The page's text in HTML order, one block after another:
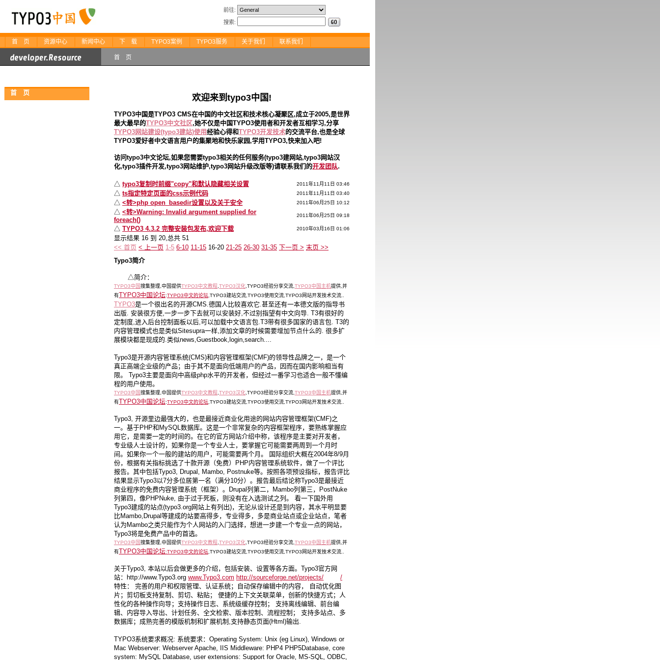
前往:
搜索:
首 页 资源中心 新闻中心 下 载 TYPO3案例 TYPO3服务 关于我们 联系我们
首 页
首 页
欢迎来到typo3中国!
TYPO3中国是TYPO3 CMS在中国的中文社区和技术核心凝聚区,成立于2005,是世界
最大最早的TYPO3中文社区,她不仅是中国TYPO3使用者和开发者互相学习,分享
TYPO3网站建设(typo3建站)使用经验心得和TYPO3开发技术的交流平台,也是全球
TYPO3爱好者中文语言用户的集聚地和快乐家园,学用TYPO3,快来加入吧!
访问typo3中文论坛,如果您需要typo3相关的任何服务(typo3建网站,typo3网站汉
化,typo3插件开发,typo3网站维护,typo3网站升级改版等)请联系我们的开发团队.
△ typo3复制时前缀"copy"和默认隐藏相关设置 2011年11月11日 03:46
△ ts指定特定页面的css示例代码 2011年11月11日 03:40
△ <转>php open_basedir设置以及关于安全 2011年06月25日 10:12
△ <转>Warning: Invalid argument supplied for
foreach()
2011年06月25日 09:18
△ TYPO3 4.3.2 完整安装包发布,欢迎下载 2010年03月16日 01:06
显示结果 16 到 20,总共 51
<< 首页 < 上一页 1-5 6-10 11-15 16-20 21-25 26-30 31-35 下一页 > 末页 >>
Typo3简介
△简介：
TYPO3中国搜集整理,中国提供TYPO3中文教程 TYPO3汉化 ,TYPO3经验分享交流, TYPO3中国主机提供,并
有TYPO3中国论坛:TYPO3中文的论坛 ,TYPO3建站交流,TYPO3使用交流,TYPO3网站开发技术交流..
TYPO3是一个很出名的开源CMS.德国人比较喜欢它.甚至还有一本德文版的指导书
出版. 安装很方便,一步一步下去就可以安装好,不过别指望有中文向导. T3有很好的
定制度,进入后台控制面板以后,可以加载中文语言包.T3带有很多国家的语言包. T3的
内容管理模式也是类似Sitesupra一样,添加文章的时候需要增加节点什么的. 很多扩
展模块都是现成的.类似news,Guestbook,login,search....
Typo3是开源内容管理系统(CMS)和内容管理框架(CMF)的领导性品牌之一，是一个
真正高端企业级的产品；由于其不是面向低端用户的产品，因而在国内影响相当有
限。 Typo3主要是面向中高级php水平的开发者，但经过一番学习也适合一般不懂编
程的用户使用。
TYPO3中国搜集整理,中国提供TYPO3中文教程 TYPO3汉化 ,TYPO3经验分享交流, TYPO3中国主机提供,并
有TYPO3中国论坛:TYPO3中文的论坛 ,TYPO3建站交流,TYPO3使用交流,TYPO3网站开发技术交流..
Typo3, 开源里边最强大的，也是最接近商业化用途的网站内容管理框架(CMF)之
一。基于PHP和MySQL数据库。这是一个非常复杂的内容框架程序，要熟练掌握应
用它，是需要一定的时间的。在它的官方网站介绍中称，该程序是主要对开发者，
专业级人士设计的，如果你是一个专业人士，要掌握它可能需要两周到一个月时
间。如果你一个一般的建站的用户，可能需要两个月。 国际组织大概在2004年8/9月
份，根据有关指标挑选了十款开源（免费）PHP内容管理系统软件，做了一个评比
报告。其中包括Typo3, Drupal, Mambo, Postnuke等。按照各项预设指标，报告评比
结果显示Typo3以7分多位居第一名（满分10分）。报告最后结论称Typo3是最接近
商业程序的免费内容管理系统（框架）。Drupal列第二，Mambo列第三，PostNuke
列第四，像PHPNuke, 由于过于死板，则没有在入选测试之列。 看一下国外用
Typo3建成的站点(typo3.org网站上有列出)，无论从设计还是到内容，其水平明显要
比Mambo,Drupal等建成的站要高得多，专业得多，多是商业站点或企业站点，笔者
认为Mambo之类只能作为个人网站的入门选择，想进一步建一个专业一点的网站，
Typo3将是免费产品中的首选。
TYPO3中国搜集整理,中国提供TYPO3中文教程 TYPO3汉化 ,TYPO3经验分享交流, TYPO3中国主机提供,并
有TYPO3中国论坛:TYPO3中文的论坛 ,TYPO3建站交流,TYPO3使用交流,TYPO3网站开发技术交流..
关于Typo3, 本站以后会做更多的介绍，包括安装、设置等各方面。Typo3官方网
站：http://www.Typo3.org www.Typo3.com http://sourceforge.net/projects/
/
特性： 完善的用户和权限管理、认证系统；自动保存编辑中的内容， 自动优化图
片；剪切板支持复制、剪切、粘贴； 便捷的上下文关联菜单，创新的快捷方式；人
性化的各种操作向导；支持操作日志、系统级缓存控制； 支持离线编辑、前台编
辑、内容导入导出、计划任务、全文检索、版本控制、流程控制； 支持多站点、多
数据库；成熟完善的模版机制和扩展机制,支持静态页面(Html)输出.
TYPO3系统要求概况: 系统要求：Operating System: Unix (eg Linux), Windows or
Mac Webserver: Webserver Apache, IIS Middleware: PHP4 PHP5Database, core
system: MySQL Database, user extensions: Support for Oracle, MS-SQL, ODBC,